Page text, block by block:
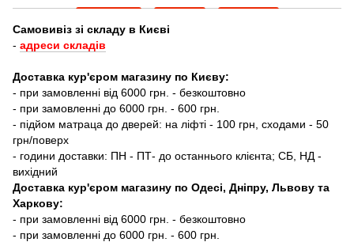
Самовивіз зі складу в Києві
- адреси складів
Доставка кур'єром магазину по Києву:
- при замовленні від 6000 грн. - безкоштовно
- при замовленні до 6000 грн. - 600 грн.
- підйом матраца до дверей: на ліфті - 100 грн, сходами - 50
грн/поверх
- години доставки: ПН - ПТ- до останнього клієнта; СБ, НД -
вихідний
Доставка кур'єром магазину по Одесі, Дніпру, Львову та
Харкову:
- при замовленні від 6000 грн. - безкоштовно
- при замовленні до 6000 грн. - 600 грн.